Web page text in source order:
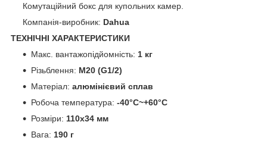
Комутаційний бокс для купольних камер.
Компанія-виробник: Dahua
ТЕХНІЧНІ ХАРАКТЕРИСТИКИ
Макс. вантажопідйомність: 1 кг
Різьблення: М20 (G1/2)
Матеріал: алюмінієвий сплав
Робоча температура: -40°C~+60°C
Розміри: 110х34 мм
Вага: 190 г